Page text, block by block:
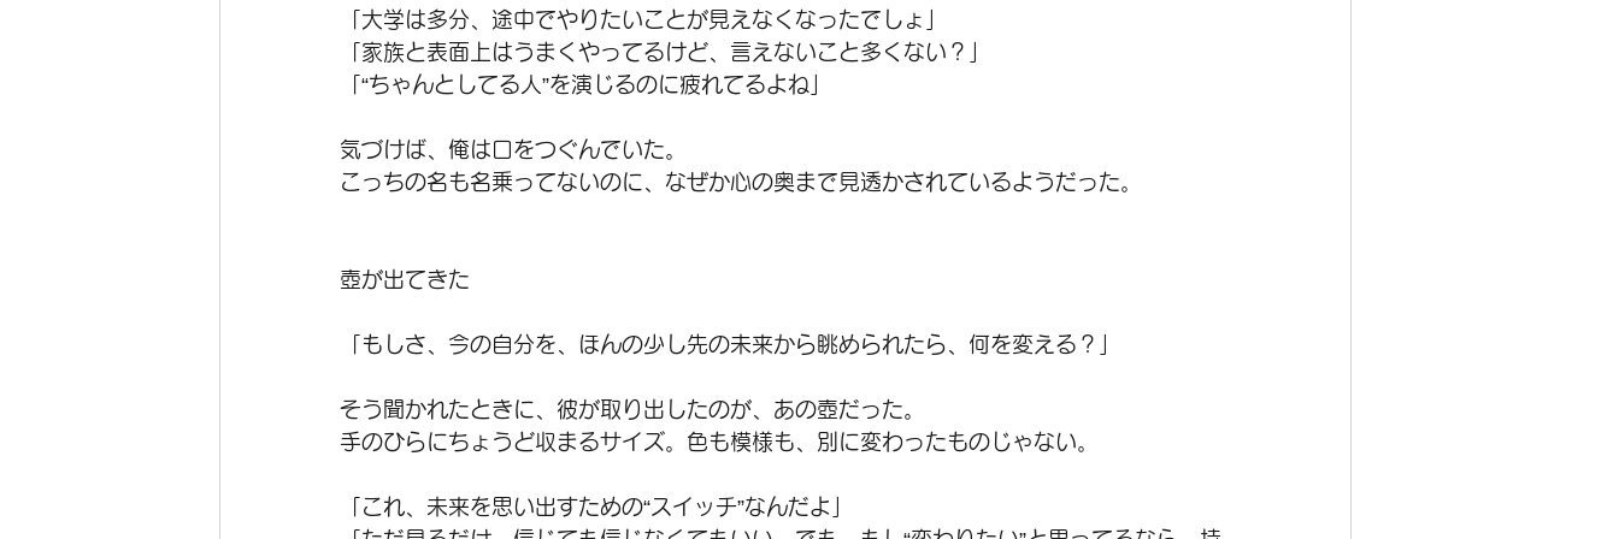
「大学は多分、途中でやりたいことが見えなくなったでしょ」
「家族と表面上はうまくやってるけど、言えないこと多くない？」
「“ちゃんとしてる人”を演じるのに疲れてるよね」
気づけば、俺は口をつぐんでいた。
こっちの名も名乗ってないのに、なぜか心の奥まで見透かされているようだった。
壺が出てきた
「もしさ、今の自分を、ほんの少し先の未来から眺められたら、何を変える？」
そう聞かれたときに、彼が取り出したのが、あの壺だった。
手のひらにちょうど収まるサイズ。色も模様も、別に変わったものじゃない。
「これ、未来を思い出すための“スイッチ”なんだよ」